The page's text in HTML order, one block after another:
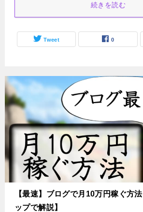
続きを読む
Tweet 0
【最速】ブログで月10万円稼ぐ方
ップで解説】